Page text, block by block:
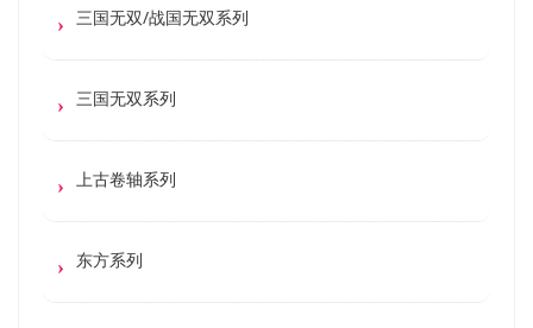
三国无双/战国无双系列
三国无双系列
上古卷轴系列
东方系列